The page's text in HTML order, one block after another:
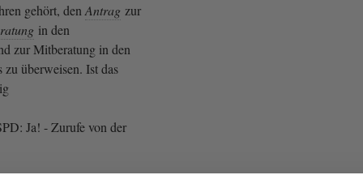
gehört, den Antrag zur
in den
zur Mitberatung in den
zu überweisen. Ist das
Ja! - Zurufe von der